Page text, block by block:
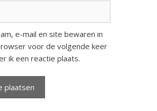
e-mail en site bewaren in
voor de volgende keer
ik een reactie plaats.